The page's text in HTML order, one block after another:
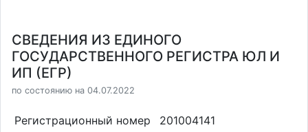
СВЕДЕНИЯ ИЗ ЕДИНОГО
ГОСУДАРСТВЕННОГО РЕГИСТРА ЮЛ И
ИП (ЕГР)
по состоянию на 04.07.2022
Регистрационный номер 201004141